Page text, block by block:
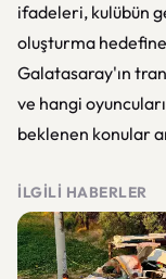
ifadeleri, kulübün
oluşturma
Galatasaray'ın
ve hangi
beklenen konular
İLGILI HABERLER